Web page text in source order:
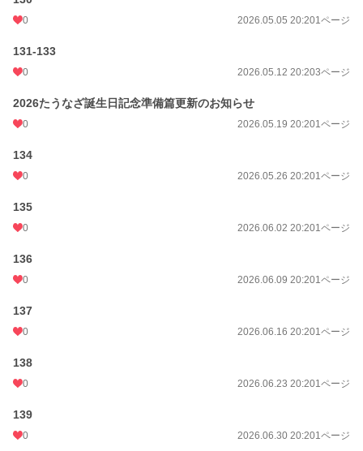
0 2026.05.05 20:201ページ
131-133
0 2026.05.12 20:203ページ
2026たうなざ誕生日記念準備篇更新のお知らせ
0 2026.05.19 20:201ページ
134
0 2026.05.26 20:201ページ
135
0 2026.06.02 20:201ページ
136
0 2026.06.09 20:201ページ
137
0 2026.06.16 20:201ページ
138
0 2026.06.23 20:201ページ
139
0 2026.06.30 20:201ページ